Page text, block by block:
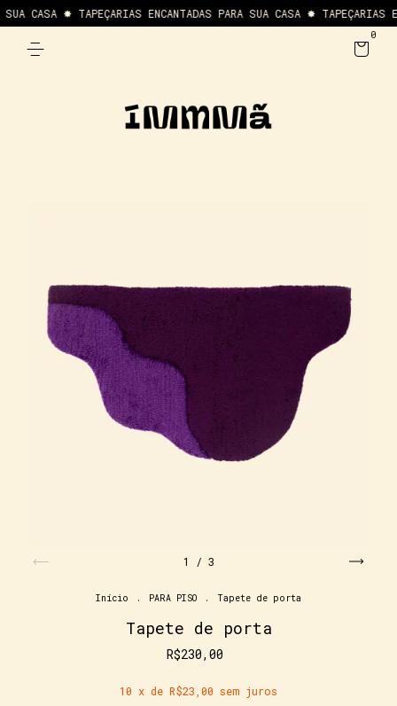
CASA ✸ TAPEÇARIAS ENCANTADAS PARA SUA CASA ✸
0
1 / 3
Início . PARA PISO . Tapete de porta
Tapete de porta
R$230,00
10 x de R$23,00 sem juros